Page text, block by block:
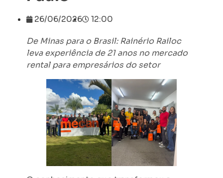
26/06/2026 12:00
De Minas para o Brasil: Rainério Railoc
leva experiência de 21 anos no mercado
rental para empresários do setor